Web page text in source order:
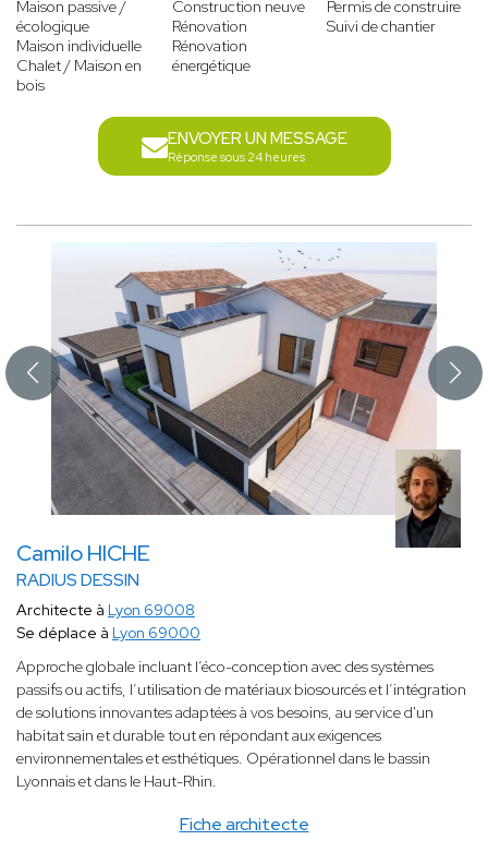
Maison passive /
écologique
Maison individuelle
Chalet / Maison en
bois
Construction neuve
Rénovation
Rénovation
énergétique
Permis de construire
Suivi de chantier
ENVOYER UN MESSAGE
Réponse sous 24 heures
Camilo HICHE
RADIUS DESSIN
Fiche architecte
Architecte à Lyon 69008
Se déplace à Lyon 69000
Approche globale incluant l’éco-conception avec des systèmes
passifs ou actifs, l’utilisation de matériaux biosourcés et l’intégration
de solutions innovantes adaptées à vos besoins, au service d'un
habitat sain et durable tout en répondant aux exigences
environnementales et esthétiques. Opérationnel dans le bassin
Lyonnais et dans le Haut-Rhin.